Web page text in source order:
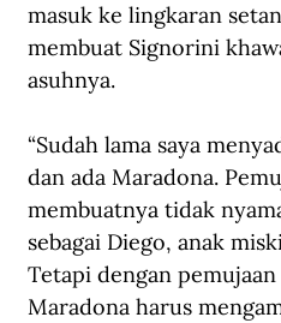
masuk ke lingkaran
membuat Signorini
asuhnya.
“Sudah lama saya
dan ada Maradona.
membuatnya tidak
sebagai Diego, anak
Tetapi dengan
Maradona harus